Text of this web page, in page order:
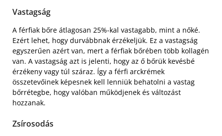
Vastagság
A férfiak bőre átlagosan 25%-kal vastagabb, mint a nőké.
Ezért lehet, hogy durvábbnak érzékeljük. Ez a vastagság
egyszerűen azért van, mert a férfiak bőrében több kollagén
van. A vastagság azt is jelenti, hogy az ő bőrük kevésbé
érzékeny vagy túl száraz. Így a férfi arckrémek
összetevőinek képesnek kell lenniük behatolni a vastag
bőrrétegbe, hogy valóban működjenek és változást
hozzanak.
Zsírosodás